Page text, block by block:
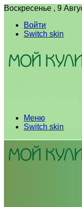
Воскресенье , 9
Войти
Switch skin
Меню
Switch skin